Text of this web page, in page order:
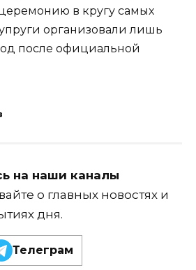
в кругу самых
организовали лишь
после официальной
на наши каналы
о главных новостях и
дня.
Телеграм